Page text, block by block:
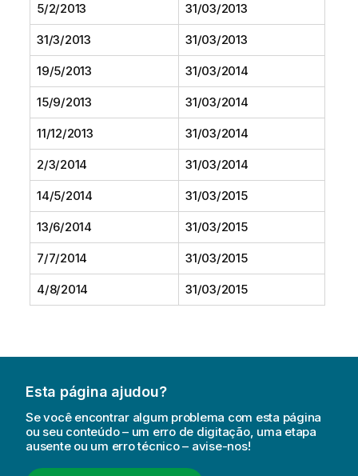
5/2/2013 31/03/2013
31/3/2013 31/03/2013
19/5/2013 31/03/2014
15/9/2013 31/03/2014
11/12/2013 31/03/2014
2/3/2014 31/03/2014
14/5/2014 31/03/2015
13/6/2014 31/03/2015
7/7/2014 31/03/2015
4/8/2014 31/03/2015
Esta página ajudou?
Se você encontrar algum problema com esta página
ou seu conteúdo – um erro de digitação, uma etapa
ausente ou um erro técnico – avise-nos!